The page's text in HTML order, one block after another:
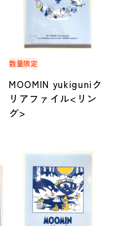
数量限定
MOOMIN yukiguniク
リアファイル<リン
グ>